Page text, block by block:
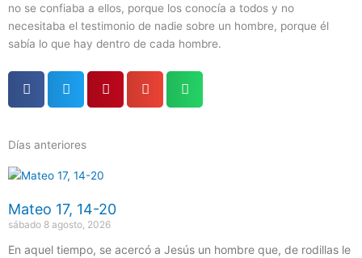
no se confiaba a ellos, porque los conocía a todos y no
necesitaba el testimonio de nadie sobre un hombre, porque él
sabía lo que hay dentro de cada hombre.
Días anteriores
Mateo 17, 14-20
sábado 8 agosto, 2026
En aquel tiempo, se acercó a Jesús un hombre que, de rodillas le
Página
Página
Página
Página
Página